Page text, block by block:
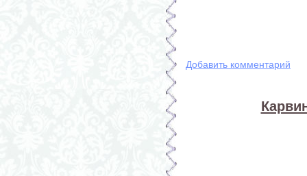
Добавить комментарий